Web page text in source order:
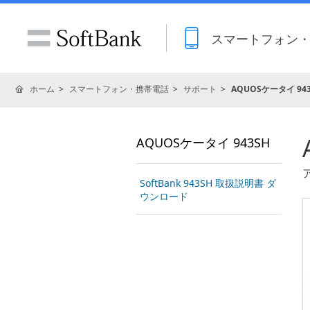
スマートフォン
ホーム スマートフォン・携帯電話 サポート AQUOSケータイ
AQUOSケータイ 943SH
SoftBank 943SH 取扱説明書 ダ
ウンロード